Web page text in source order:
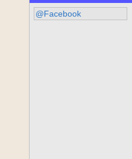
@Facebook